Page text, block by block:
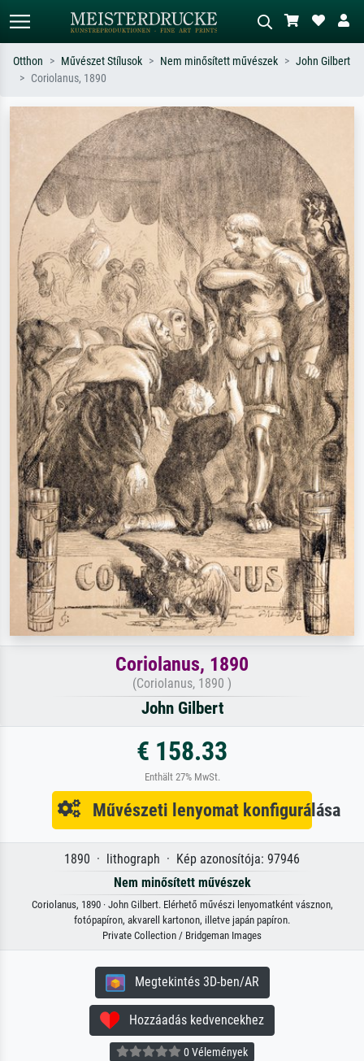
Keressen művész, műcím vagy stílus
szerint – pl. Monet, Csillagos éj,
impresszionizmus, Hokusai-hullám,
akt.
Írja le a jelenetet – pl. zöld rét, sok
piros absztrakt, sötét olajkép, álló akt
egy fa mellett.
Otthon Művészet Stílusok Nem minősített művészek
John Gilbert
Coriolanus, 1890
Coriolanus, 1890
(Coriolanus, 1890 )
John Gilbert
€ 158.33
Enthält 27% MwSt.
Művészeti lenyomat konfigurálása
1890 · lithograph · Kép azonosítója: 97946
Nem minősített művészek
Coriolanus, 1890 · John Gilbert. Elérhető művészi lenyomatként vásznon,
fotópapíron, akvarell kartonon, illetve japán papíron.
Private Collection / Bridgeman Images
Megtekintés 3D-ben/AR
Hozzáadás kedvencekhez
0 Vélemények